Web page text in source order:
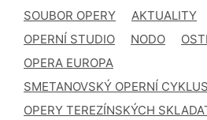
SOUBOR OPERY
AKTUALITY
OPERNÍ STUDIO
NODO
OPERA EUROPA
SMETANOVSKÝ OPERNÍ
OPERY TEREZÍNSKÝCH